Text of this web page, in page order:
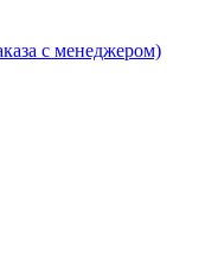
с менеджером)